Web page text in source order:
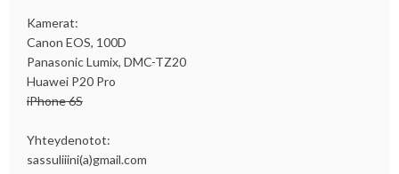
Kamerat:
Canon EOS, 100D
Panasonic Lumix, DMC-TZ20
Huawei P20 Pro
iPhone 6S
Yhteydenotot:
sassuliiini(a)gmail.com